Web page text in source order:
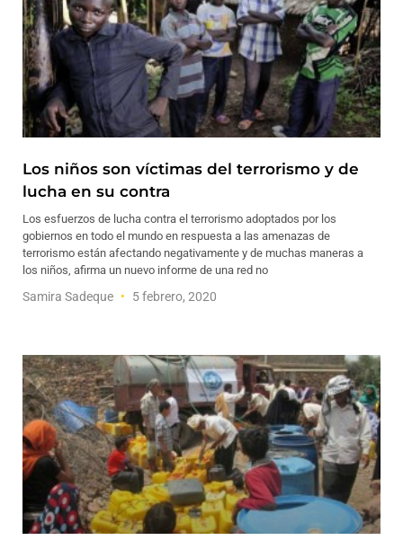
Los niños son víctimas del terrorismo y de
lucha en su contra
Los esfuerzos de lucha contra el terrorismo adoptados por los
gobiernos en todo el mundo en respuesta a las amenazas de
terrorismo están afectando negativamente y de muchas maneras a
los niños, afirma un nuevo informe de una red no
Samira Sadeque 5 febrero, 2020